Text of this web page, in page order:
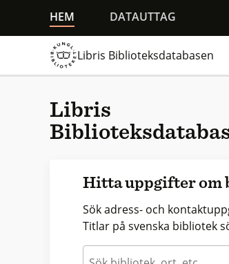
HEM DATAUTTAG
Libris Biblioteksdatabasen
Libris
Hitta uppgifter om
Sök adress- och
Titlar på svenska bibliotek